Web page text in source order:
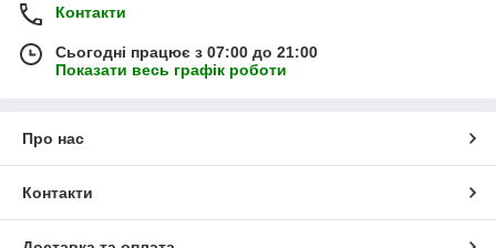
Контакти
Сьогодні працює з 07:00 до 21:00
Показати весь графік роботи
Про нас
Контакти